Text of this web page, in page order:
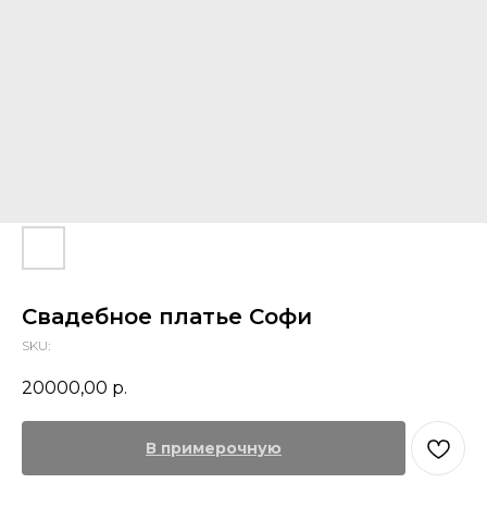
Свадебное платье Софи
SKU:
20000,00 р.
В примерочную